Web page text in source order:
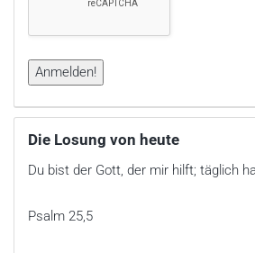
Die Losung von heute
Du bist der Gott, der mir hilft; täglich
Psalm 25,5